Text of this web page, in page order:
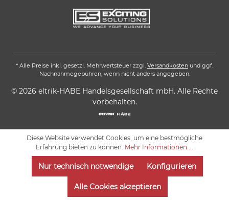
* Alle Preise inkl. gesetzl. Mehrwertsteuer zzgl. Versandkosten und ggf.
Nachnahmegebühren, wenn nicht anders angegeben.
© 2026 eltrik-HABE Handelsgesellschaft mbH. Alle Rechte
vorbehalten.
Diese Website verwendet Cookies, um eine bestmögliche
Erfahrung bieten zu können. Mehr Informationen ...
Nur technisch notwendige Konfigurieren
Alle Cookies akzeptieren